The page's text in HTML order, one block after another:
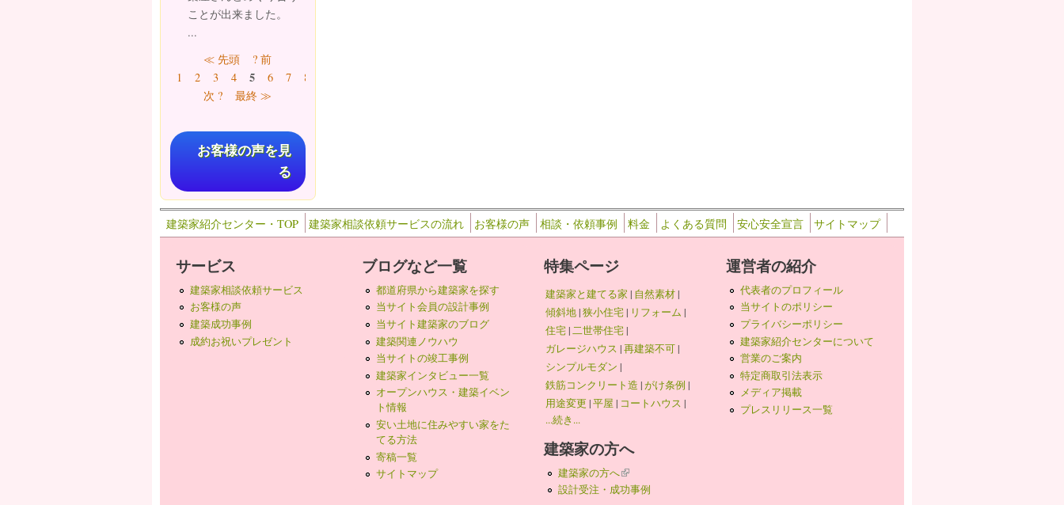
ことが出来ました。
...
ページ≪ 先頭
? 前
1
2 3 4 5 6 7 8
次 ?
最終 ≫
お客様の声を見
る
建築家紹介センター・TOP 建築家相談依頼サービスの流れ お客様の声 相談・依頼事例 料金 よくある質問 安心安全宣言 サイトマップ
サービス
建築家相談依頼サービス
お客様の声
建築成功事例
成約お祝いプレゼント
ブログなど一覧
都道府県から建築家を探す
当サイト会員の設計事例
当サイト建築家のブログ
建築関連ノウハウ
当サイトの竣工事例
建築家インタビュー一覧
オープンハウス・建築イベン
ト情報
安い土地に住みやすい家をた
てる方法
寄稿一覧
サイトマップ
特集ページ
建築家と建てる家 | 自然素材|
傾斜地|狭小住宅| リフォーム |
住宅|二世帯住宅|
ガレージハウス |再建築不可|
シンプルモダン |
鉄筋コンクリート造 |がけ条例 |
用途変更 |平屋 | コートハウス |
...続き...
建築家の方へ
建築家の方へ(link is external)
設計受注・成功事例
運営者の紹介
代表者のプロフィール
当サイトのポリシー
プライバシーポリシー
建築家紹介センターについて
営業のご案内
特定商取引法表示
メディア掲載
プレスリリース一覧